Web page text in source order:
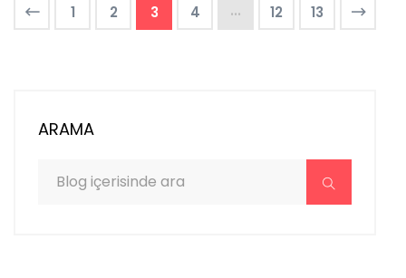
1 2 3 4 ... 12 13
ARAMA